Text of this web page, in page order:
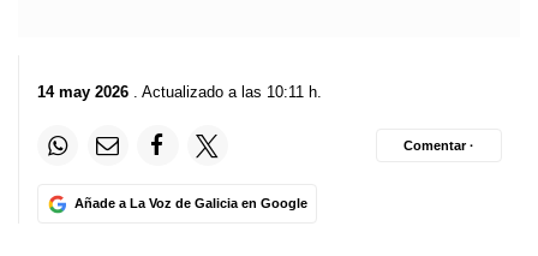
14 may 2026 . Actualizado a las 10:11 h.
Añade a La Voz de Galicia en Google
Comentar ·